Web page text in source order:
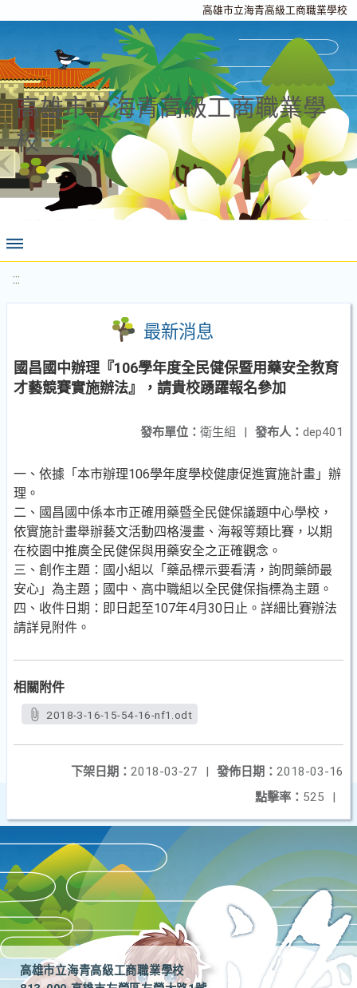
高雄市立海青高級工商職業學校
高雄市立海青高級工商職業學
校
:::
最新消息
國昌國中辦理『106學年度全民健保暨用藥安全教育
才藝競賽實施辦法』，請貴校踴躍報名參加
發布人： dep401
發布單位： 衛生組 |
一、依據「本市辦理106學年度學校健康促進實施計畫」辦
理。
二、國昌國中係本市正確用藥暨全民健保議題中心學校，
依實施計畫舉辦藝文活動四格漫畫、海報等類比賽，以期
在校園中推廣全民健保與用藥安全之正確觀念。
三、創作主題：國小組以「藥品標示要看清，詢問藥師最
安心」為主題；國中、高中職組以全民健保指標為主題。
四、收件日期：即日起至107年4月30日止。詳細比賽辦法
請詳見附件。
相關附件
2018-3-16-15-54-16-nf1.odt
發佈日期： 2018-03-16
下架日期： 2018-03-27
|
點擊率： 525 |
高雄市立海青高級工商職業學校